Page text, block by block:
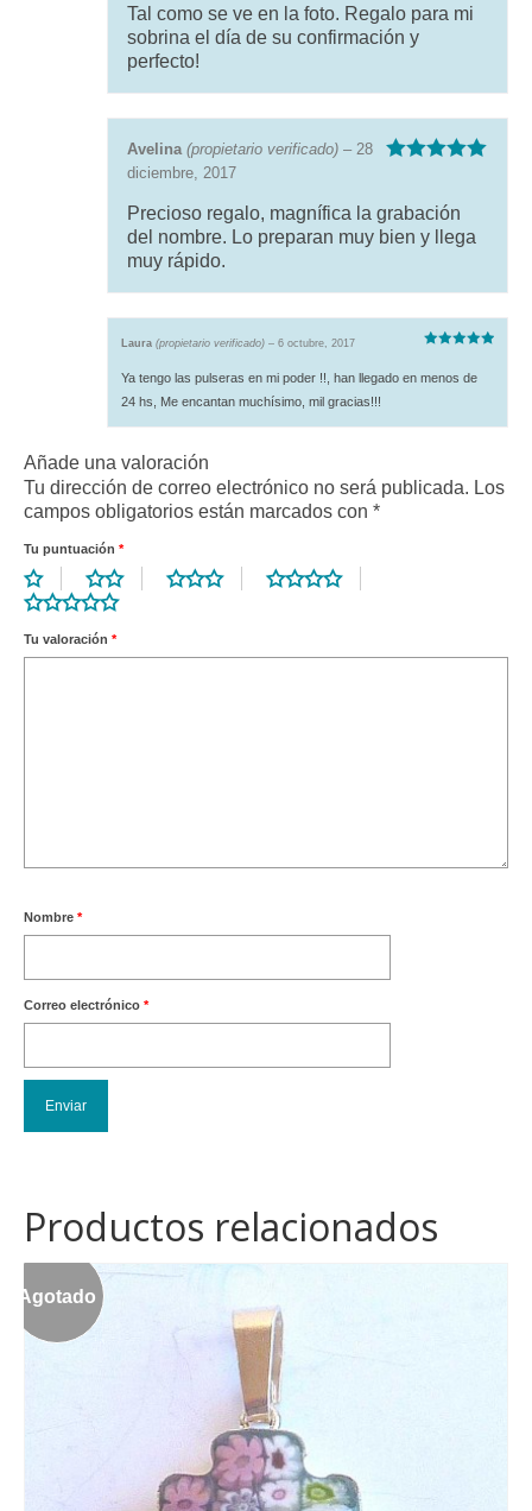
5de 5
Tal como se ve en la foto. Regalo para mi
sobrina el día de su confirmación y
perfecto!
Avelina (propietario verificado) – 28
diciembre, 2017
Precioso regalo, magnífica la grabación
del nombre. Lo preparan muy bien y llega
muy rápido.
Laura (propietario verificado) – 6 octubre, 2017
Ya tengo las pulseras en mi poder !!, han llegado en menos de
24 hs, Me encantan muchísimo, mil gracias!!!
Añade una valoración
Tu dirección de correo electrónico no será publicada. Los
campos obligatorios están marcados con *
Tu puntuación *
Tu valoración *
Nombre *
Correo electrónico *
Productos relacionados
Agotado